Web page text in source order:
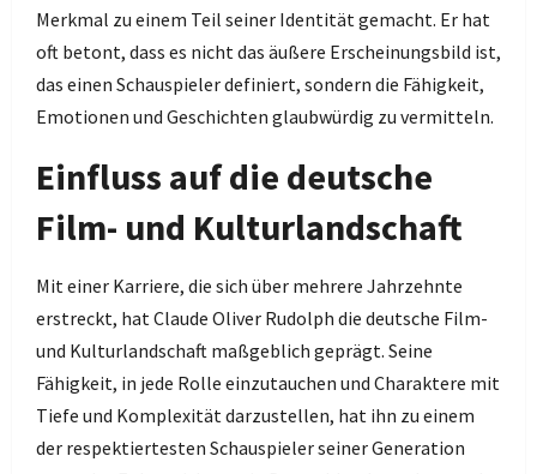
Merkmal zu einem Teil seiner Identität gemacht. Er hat
oft betont, dass es nicht das äußere Erscheinungsbild ist,
das einen Schauspieler definiert, sondern die Fähigkeit,
Emotionen und Geschichten glaubwürdig zu vermitteln.
Einfluss auf die deutsche
Film- und Kulturlandschaft
Mit einer Karriere, die sich über mehrere Jahrzehnte
erstreckt, hat Claude Oliver Rudolph die deutsche Film-
und Kulturlandschaft maßgeblich geprägt. Seine
Fähigkeit, in jede Rolle einzutauchen und Charaktere mit
Tiefe und Komplexität darzustellen, hat ihn zu einem
der respektiertesten Schauspieler seiner Generation